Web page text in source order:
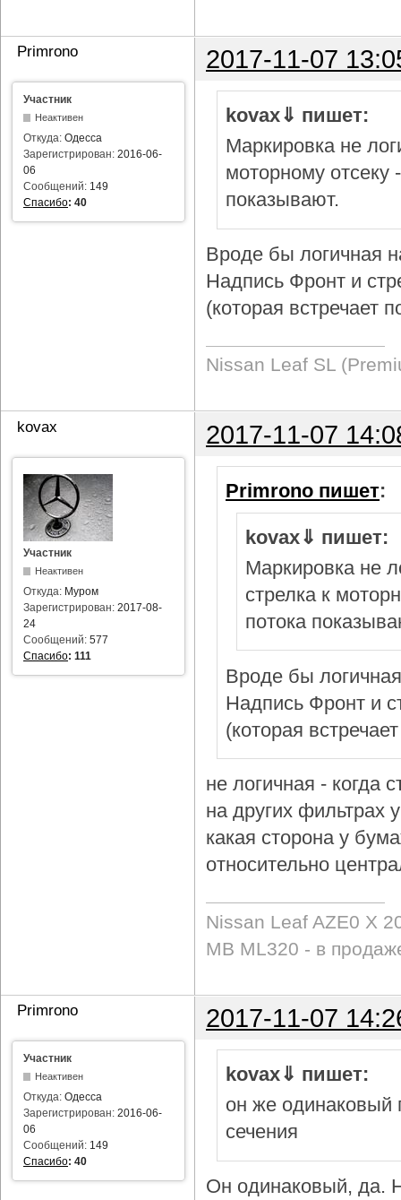
Primrono 2017-11-07
Участник
Неактивен
Откуда: Одесса
Зарегистрирован: 2016-06-
06
Сообщений: 149
Спасибо: 40
kovax⇓ пишет:
Маркировка не
моторному отсеку
показывают.
Вроде бы логичная
Надпись Фронт и
(которая встречает
Nissan Leaf SL
kovax 2017-11-07
Участник
Неактивен
Откуда: Муром
Зарегистрирован: 2017-08-
24
Сообщений: 577
Спасибо: 111
Primrono пишет:
kovax⇓ пишет:
Маркировка не
стрелка к
потока
Вроде бы
Надпись Фронт и
(которая
не логичная - когда
на других фильтрах
какая сторона у
относительно
Nissan Leaf AZE0 X
MB ML320 - в
Primrono 2017-11-07
Участник
Неактивен
Откуда: Одесса
Зарегистрирован: 2016-06-
06
Сообщений: 149
Спасибо: 40
kovax⇓ пишет:
он же одинаковый
сечения
Он одинаковый, да.